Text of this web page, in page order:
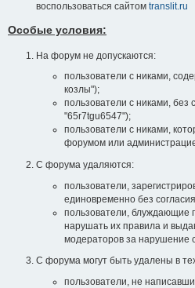
воспользоваться сайтом translit.ru
Особые условия:
На форум не допускаются:
пользователи с никами,
козлы");
пользователи с никами, без
"65r7tgu6547");
пользователи с никами,
форумом или
С форума удаляются:
пользователи,
единовременно без
пользователи,
нарушать их правила и
модераторов за нарушение
С форума могут быть удалены в
пользователи, не